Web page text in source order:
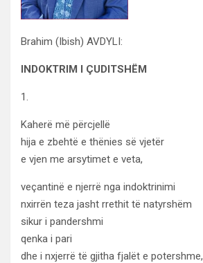
Brahim (Ibish) AVDYLI:
INDOKTRIM I ÇUDITSHËM
1.
Kaherë më përcjellë
hija e zbehtë e thënies së vjetër
e vjen me arsytimet e veta,
veçantinë e njerrë nga indoktrinimi
nxirrën teza jasht rrethit të natyrshëm
sikur i pandershmi
qenka i pari
dhe i nxjerrë të gjitha fjalët e potershme,